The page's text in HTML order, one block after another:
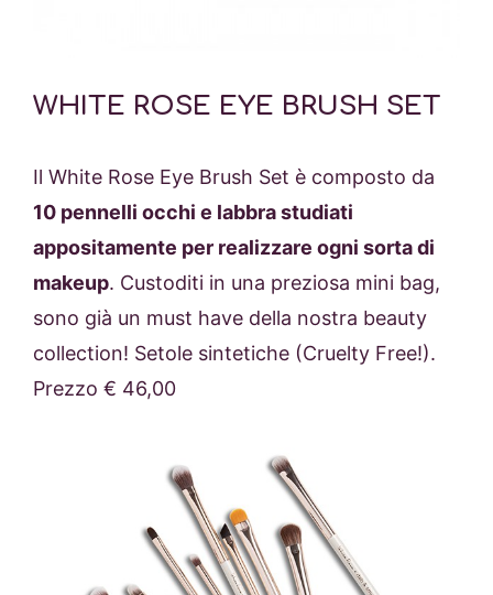
WHITE ROSE EYE BRUSH SET
Il White Rose Eye Brush Set è composto da
10 pennelli occhi e labbra studiati
appositamente per realizzare ogni sorta di
makeup. Custoditi in una preziosa mini bag,
sono già un must have della nostra beauty
collection! Setole sintetiche (Cruelty Free!).
Prezzo € 46,00